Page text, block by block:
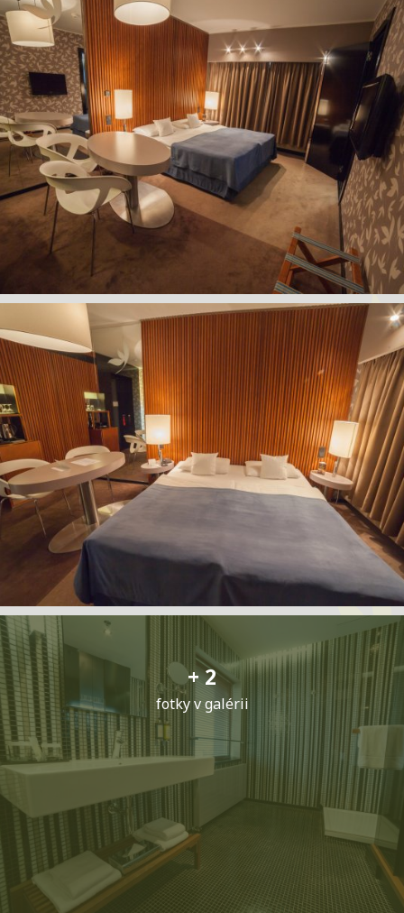
+ 2
fotky v galérii